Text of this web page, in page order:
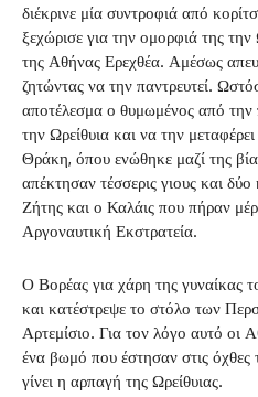
διέκρινε μία συντροφιά από
ξεχώρισε για την ομορφιά της
της Αθήνας Ερεχθέα. Αμέσως
ζητώντας να την παντρευτεί.
αποτέλεσμα ο θυμωμένος από
την Ωρείθυια και να την
Θράκη, όπου ενώθηκε μαζί της
απέκτησαν τέσσερις γιους και
Ζήτης και ο Καλάις που πήραν
Αργοναυτική Εκστρατεία.
Ο Βορέας για χάρη της γυναίκας
και κατέστρεψε το στόλο των
Αρτεμίσιο. Για τον λόγο αυτό οι
ένα βωμό που έστησαν στις όχθες
γίνει η αρπαγή της Ωρείθυιας.